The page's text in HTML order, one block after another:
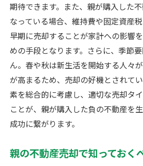
不動産売却を成功させるた
親の不動産を売却する際の
効率的な不動産売却プロセ
市場動向を踏まえた不動産
家族間での合意形成をスム
不動産売却におけるリスク
不動産売却で相続トラブルを未
親の不動産を売却して相続
親が不在時の負の不動産の
期待できます。また、親が購入した
なっている場合、維持費や固定資産税
早期に売却することが家計への影響
めの手段となります。さらに、季節
ん。春や秋は新生活を開始する人々
が高まるため、売却の好機とされて
素を総合的に考慮し、適切な売却タ
ことが、親が購入した負の不動産を
成功に繋がります。
親の不動産売却で知っておく